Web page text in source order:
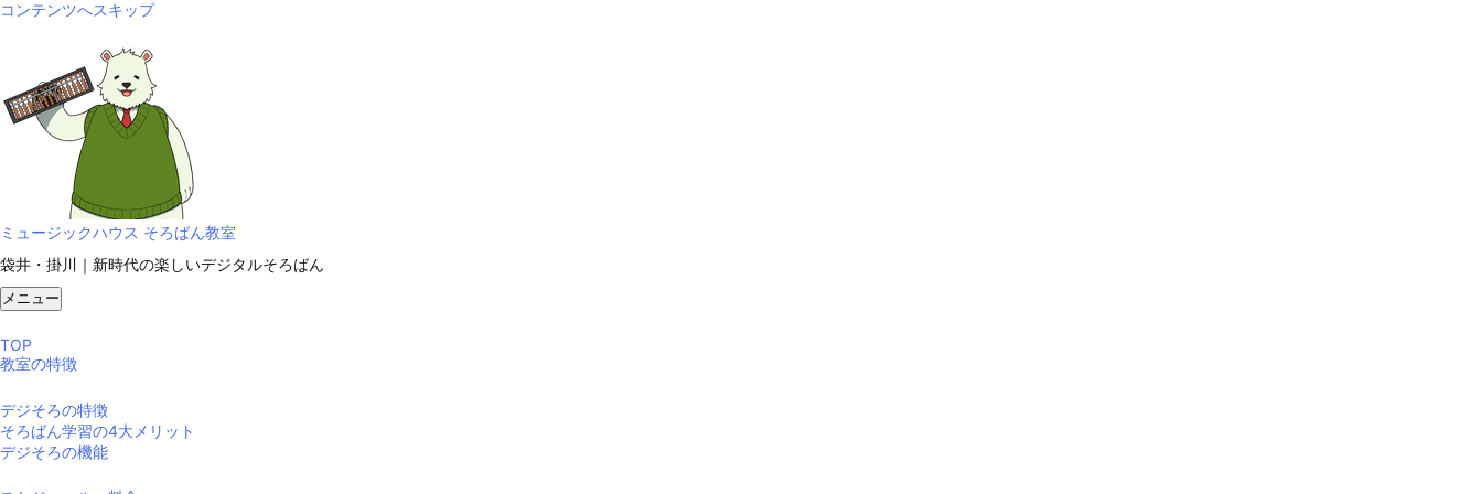
コンテンツへスキップ
ミュージックハウス そろばん教室
袋井・掛川｜新時代の楽しいデジタルそろばん
メニュー
TOP
教室の特徴
デジそろの特徴
そろばん学習の4大メリット
デジそろの機能